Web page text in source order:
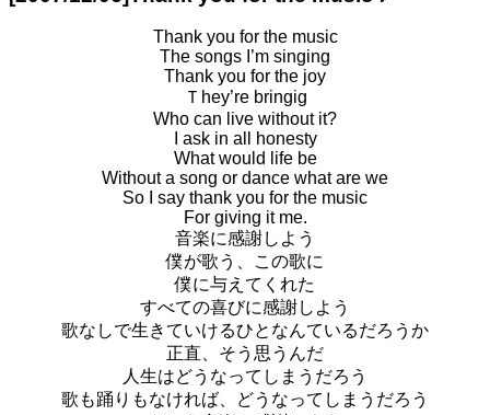
Thank you for the music
The songs I’m singing
Thank you for the joy
Ｔhey’re bringig
Who can live without it?
I ask in all honesty
What would life be
Without a song or dance what are we
So I say thank you for the music
For giving it me.
音楽に感謝しよう
僕が歌う、この歌に
僕に与えてくれた
すべての喜びに感謝しよう
歌なしで生きていけるひとなんているだろうか
正直、そう思うんだ
人生はどうなってしまうだろう
歌も踊りもなければ、どうなってしまうだろう